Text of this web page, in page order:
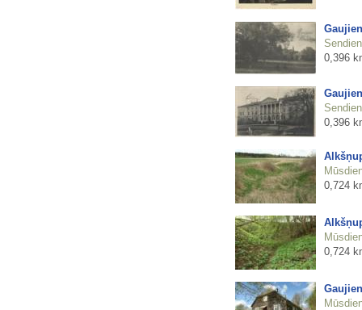
0,396
0,396
0,724
0,724